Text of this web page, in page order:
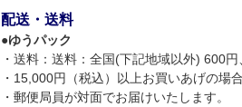
配送・送料
●ゆうパック
・送料：送料：全国(下記地域以外) 600
・15,000円（税込）以上お買いあげの場
・郵便局員が対面でお届けいたします。